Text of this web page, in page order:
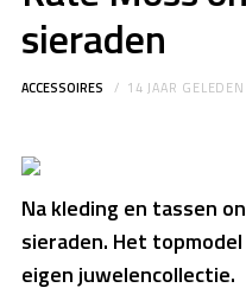
sieraden
ACCESSOIRES 14 JAAR GELEDEN
Na kleding en tassen
sieraden. Het
eigen juwelencollectie.